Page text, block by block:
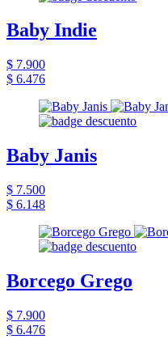
Baby Indie
$ 7.900
$ 6.476
Baby Janis
$ 7.500
$ 6.148
Borcego Grego
$ 7.900
$ 6.476